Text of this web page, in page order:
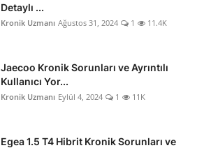
Detaylı ...
Kronik Uzmanı Ağustos 31, 2024 1 11.4K
Jaecoo Kronik Sorunları ve Ayrıntılı
Kullanıcı Yor...
Kronik Uzmanı Eylül 4, 2024 1 11K
Egea 1.5 T4 Hibrit Kronik Sorunları ve